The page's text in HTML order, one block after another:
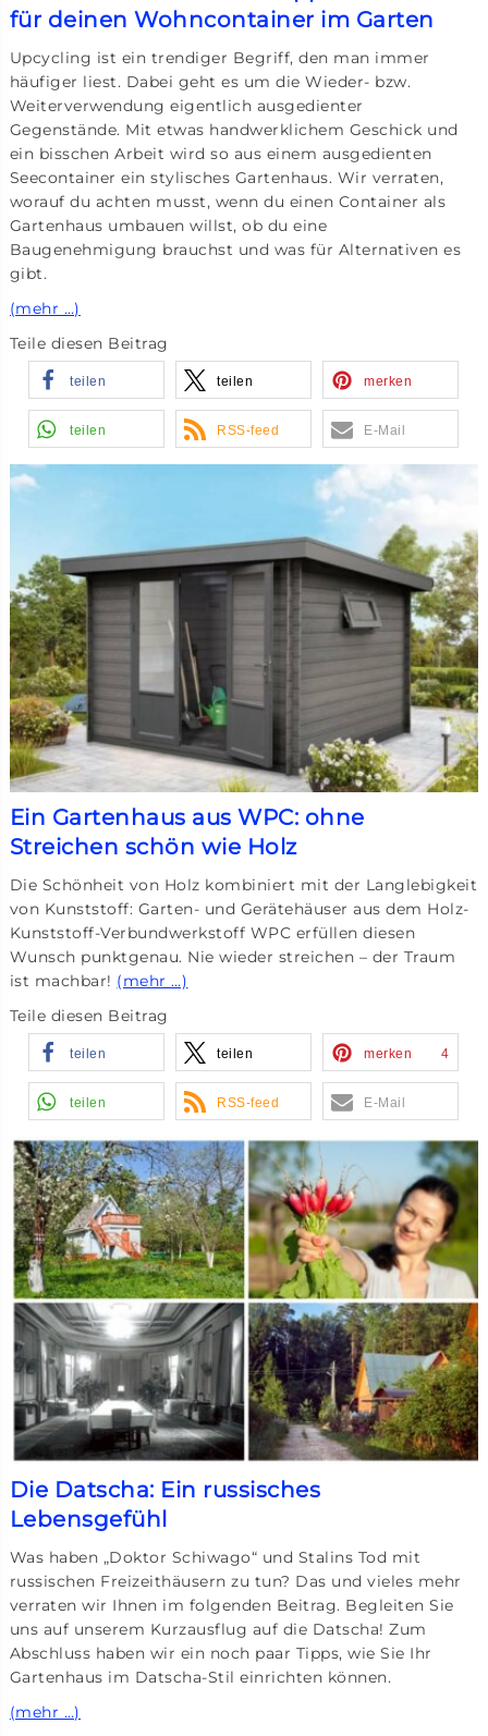
für deinen Wohncontainer im Garten
Upcycling ist ein trendiger Begriff, den man immer
häufiger liest. Dabei geht es um die Wieder- bzw.
Weiterverwendung eigentlich ausgedienter
Gegenstände. Mit etwas handwerklichem Geschick und
ein bisschen Arbeit wird so aus einem ausgedienten
Seecontainer ein stylisches Gartenhaus. Wir verraten,
worauf du achten musst, wenn du einen Container als
Gartenhaus umbauen willst, ob du eine
Baugenehmigung brauchst und was für Alternativen es
gibt.
(mehr …)
Teile diesen Beitrag
teilen teilen merken
teilen RSS-feed E-Mail
Ein Gartenhaus aus WPC: ohne
Streichen schön wie Holz
Die Schönheit von Holz kombiniert mit der Langlebigkeit
von Kunststoff: Garten- und Gerätehäuser aus dem Holz-
Kunststoff-Verbundwerkstoff WPC erfüllen diesen
Wunsch punktgenau. Nie wieder streichen – der Traum
ist machbar! (mehr …)
Teile diesen Beitrag
teilen teilen merken 4
teilen RSS-feed E-Mail
Die Datscha: Ein russisches
Lebensgefühl
Was haben „Doktor Schiwago“ und Stalins Tod mit
russischen Freizeithäusern zu tun? Das und vieles mehr
verraten wir Ihnen im folgenden Beitrag. Begleiten Sie
uns auf unserem Kurzausflug auf die Datscha! Zum
Abschluss haben wir ein noch paar Tipps, wie Sie Ihr
Gartenhaus im Datscha-Stil einrichten können.
(mehr …)